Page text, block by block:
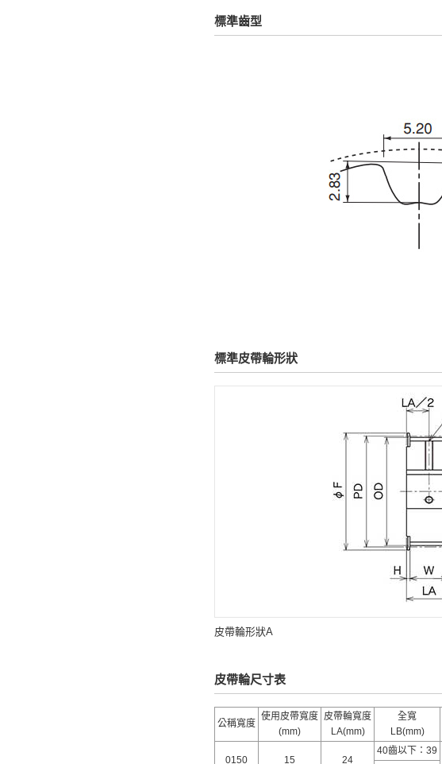
標準齒型
標準皮帶輪形狀
皮帶輪形狀A
皮帶輪尺寸表
公稱寬度
使用皮帶寬度
(mm)
皮帶輪寬度
LA(mm)
全寬
LB(mm)
0150 15 24
40齒以下：39